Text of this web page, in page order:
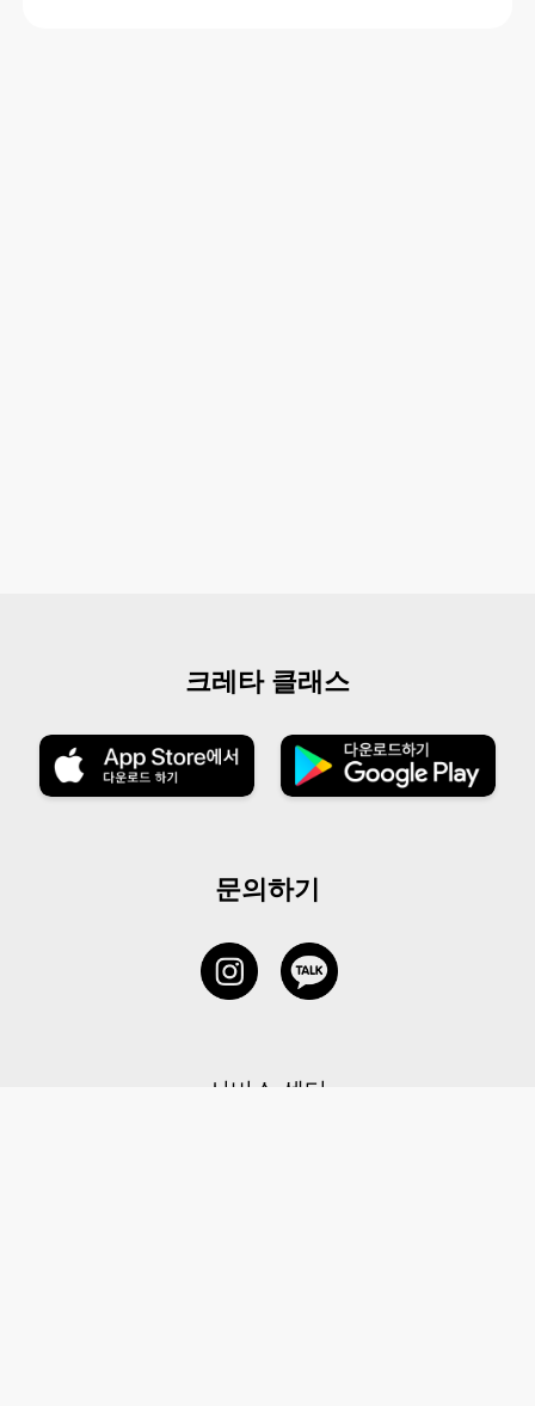
크레타 클래스
문의하기
서비스 센터